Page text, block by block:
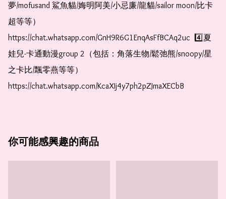
夢/mofusand 鯊魚貓/娒明阿美/小忌廉/龍貓/sailor moon/比卡
超等等）
https://chat.whatsapp.com/GnH9R6G1EnqAsFfBCAq2uc  4️⃣夏
娃兒-卡通動漫group 2（包括：角落生物/鬆弛熊/snoopy/星
之卡比/飄零燕等等）
https://chat.whatsapp.com/KcaXIj4y7ph2pZJmaXECbB
你可能感興趣的商品